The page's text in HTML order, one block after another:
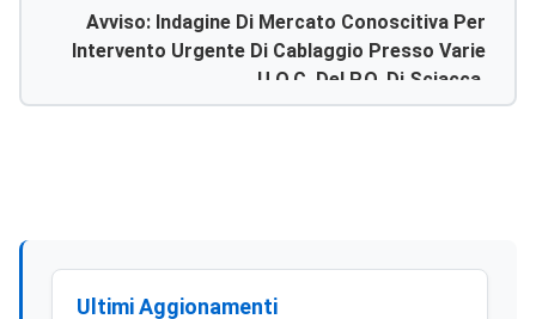
Avviso: Indagine Di Mercato Conoscitiva Per
Intervento Urgente Di Cablaggio Presso Varie
U.o.c. Del P.o. Di Sciacca.
Ultimi Aggionamenti